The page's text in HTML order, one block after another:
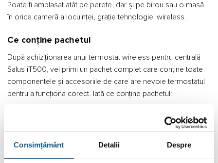
Consimțământ Detalii Despre
Poate fi amplasat atât pe perete, dar și pe birou sau o masă
în orice cameră a locuinței, grație tehnologiei wireless.
Ce conține pachetul
După achiziționarea unui termostat wireless pentru centrală
Salus iT500, vei primi un pachet complet care conține toate
componentele și accesoriile de care are nevoie termostatul
pentru a funcționa corect. Iată ce conține pachetul:
Receptorul iT500RX
Gateway iTG500